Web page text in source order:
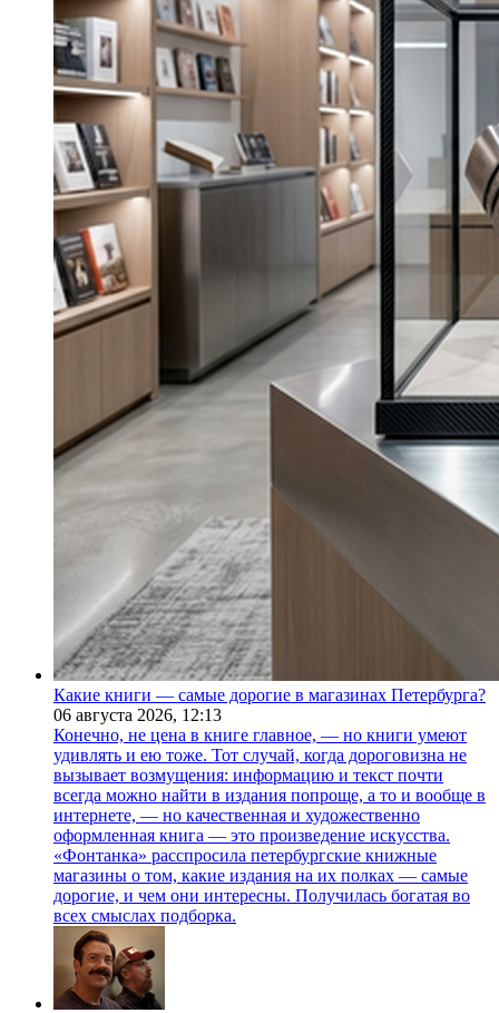
Какие книги — самые дорогие в магазинах Петербурга?
06 августа 2026, 12:13
Конечно, не цена в книге главное, — но книги умеют
удивлять и ею тоже. Тот случай, когда дороговизна не
вызывает возмущения: информацию и текст почти
всегда можно найти в издания попроще, а то и вообще в
интернете, — но качественная и художественно
оформленная книга — это произведение искусства.
«Фонтанка» расспросила петербургские книжные
магазины о том, какие издания на их полках — самые
дорогие, и чем они интересны. Получилась богатая во
всех смыслах подборка.